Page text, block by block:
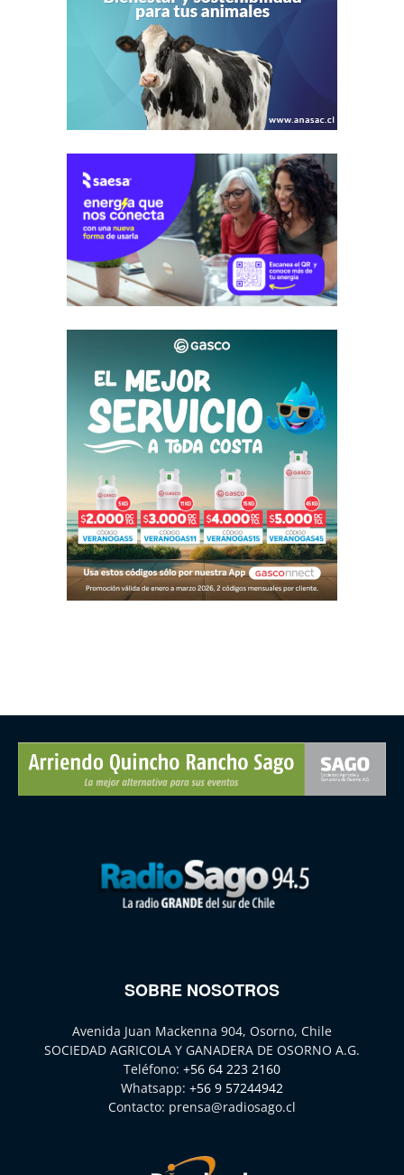
SOBRE NOSOTROS
Avenida Juan Mackenna 904, Osorno, Chile
SOCIEDAD AGRICOLA Y GANADERA DE OSORNO A.G.
Teléfono: +56 64 223 2160
Whatsapp: +56 9 57244942
Contacto: prensa@radiosago.cl